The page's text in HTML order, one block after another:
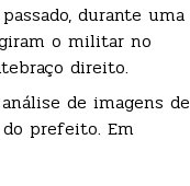
durante uma
o militar no
direito.
de imagens de
prefeito. Em